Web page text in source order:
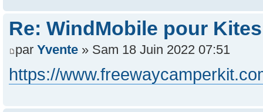
Re: WindMobile pour
par Yvente » Sam 18 Juin 2022 07:51
https://